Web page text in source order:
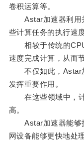
卷积运算等。
Astar加速器利用
些计算任务的执行速度
相较于传统的CPU
速度完成计算，从而
不仅如此，Astar
发挥重要作用。
在这些领域中，计
高。
Astar加速器能够
网设备能够更快地处